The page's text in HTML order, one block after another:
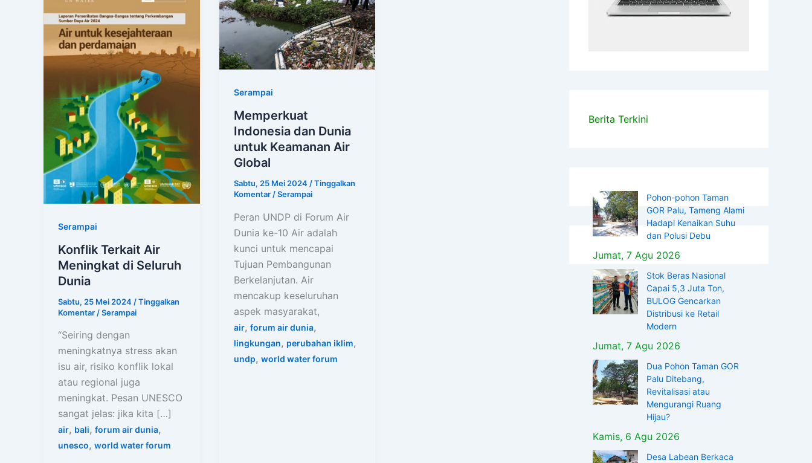
Serampai
Konflik Terkait Air
Meningkat di Seluruh
Dunia
Sabtu, 25 Mei 2024 /Tinggalkan
Komentar /Serampai
“Seiring dengan
meningkatnya stress akan
isu air, risiko konflik lokal
atau regional juga
meningkat. Pesan UNESCO
sangat jelas: jika kita […]
air, bali, forum air dunia,
unesco, world water forum
Serampai
Memperkuat
Indonesia dan Dunia
untuk Keamanan Air
Global
Sabtu, 25 Mei 2024 /Tinggalkan
Komentar /Serampai
Peran UNDP di Forum Air
Dunia ke-10 Air adalah
kunci untuk mencapai
Tujuan Pembangunan
Berkelanjutan. Air
mencakup keseluruhan
aspek masyarakat,
air, forum air dunia,
lingkungan, perubahan iklim,
undp, world water forum
Berita Terkini
Pohon-pohon Taman
GOR Palu, Tameng Alami
Hadapi Kenaikan Suhu
dan Polusi Debu
Jumat, 7 Agu 2026
Stok Beras Nasional
Capai 5,3 Juta Ton,
BULOG Gencarkan
Distribusi ke Retail
Modern
Jumat, 7 Agu 2026
Dua Pohon Taman GOR
Palu Ditebang,
Revitalisasi atau
Mengurangi Ruang
Hijau?
Kamis, 6 Agu 2026
Desa Labean Berkaca